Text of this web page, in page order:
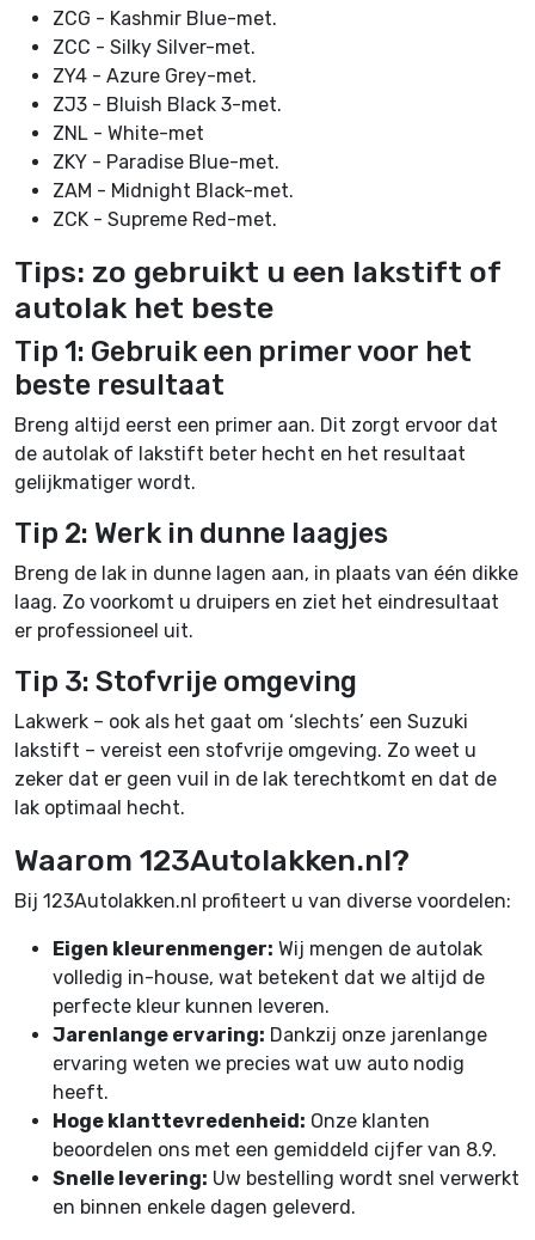
ZCG - Kashmir Blue-met.
ZCC - Silky Silver-met.
ZY4 - Azure Grey-met.
ZJ3 - Bluish Black 3-met.
ZNL - White-met
ZKY - Paradise Blue-met.
ZAM - Midnight Black-met.
ZCK - Supreme Red-met.
Tips: zo gebruikt u een lakstift of
autolak het beste
Tip 1: Gebruik een primer voor het
beste resultaat
Breng altijd eerst een primer aan. Dit zorgt ervoor dat
de autolak of lakstift beter hecht en het resultaat
gelijkmatiger wordt.
Tip 2: Werk in dunne laagjes
Breng de lak in dunne lagen aan, in plaats van één dikke
laag. Zo voorkomt u druipers en ziet het eindresultaat
er professioneel uit.
Tip 3: Stofvrije omgeving
Lakwerk – ook als het gaat om ‘slechts’ een Suzuki
lakstift – vereist een stofvrije omgeving. Zo weet u
zeker dat er geen vuil in de lak terechtkomt en dat de
lak optimaal hecht.
Waarom 123Autolakken.nl?
Bij 123Autolakken.nl profiteert u van diverse voordelen:
Eigen kleurenmenger: Wij mengen de autolak
volledig in-house, wat betekent dat we altijd de
perfecte kleur kunnen leveren.
Jarenlange ervaring: Dankzij onze jarenlange
ervaring weten we precies wat uw auto nodig
heeft.
Hoge klanttevredenheid: Onze klanten
beoordelen ons met een gemiddeld cijfer van 8.9.
Snelle levering: Uw bestelling wordt snel verwerkt
en binnen enkele dagen geleverd.